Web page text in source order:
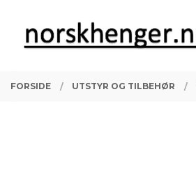
innholdet
PRODUKTER
FORSIDE UTSTYR OG TILBEHØR